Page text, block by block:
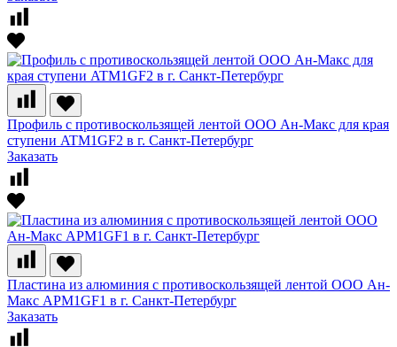
Профиль с противоскользящей лентой ООО Ан-Макс для края
ступени ATM1GF2 в г. Санкт-Петербург
Заказать
Пластина из алюминия с противоскользящей лентой ООО Ан-
Макс APM1GF1 в г. Санкт-Петербург
Заказать